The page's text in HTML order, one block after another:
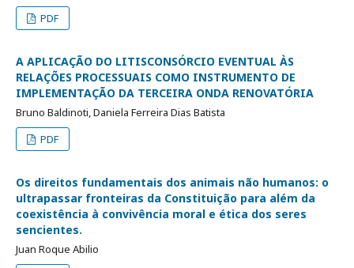
PDF
A APLICAÇÃO DO LITISCONSÓRCIO EVENTUAL ÀS
RELAÇÕES PROCESSUAIS COMO INSTRUMENTO DE
IMPLEMENTAÇÃO DA TERCEIRA ONDA RENOVATÓRIA
Bruno Baldinoti, Daniela Ferreira Dias Batista
PDF
Os direitos fundamentais dos animais não humanos: o
ultrapassar fronteiras da Constituição para além da
coexistência à convivência moral e ética dos seres
sencientes.
Juan Roque Abilio